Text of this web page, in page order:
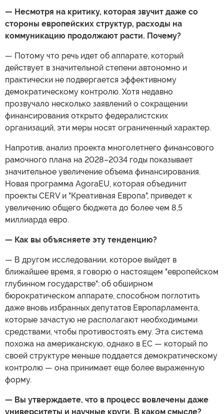
— Несмотря на критику, которая звучит даже со
стороны европейских структур, расходы на
коммуникацию продолжают расти. Почему?
— Потому что речь идет об аппарате, который
действует в значительной степени автономно и
практически не подвергается эффективному
демократическому контролю. Хотя недавно
прозвучало несколько заявлений о сокращении
финансирования открыто федералистских
организаций, эти меры носят ограниченный характер.
Напротив, анализ проекта многолетнего финансового
рамочного плана на 2028–2034 годы показывает
значительное увеличение объема финансирования.
Новая программа AgoraEU, которая объединит
проекты CERV и "Креативная Европа", приведет к
увеличению общего бюджета до более чем 8,5
миллиарда евро.
— Как вы объясняете эту тенденцию?
— В другом исследовании, которое выйдет в
ближайшее время, я говорю о настоящем "европейском
глубинном государстве": об обширном
бюрократическом аппарате, способном поглотить
даже вновь избранных депутатов Европарламента,
которые зачастую не располагают необходимыми
средствами, чтобы противостоять ему. Эта система
похожа на американскую, однако в ЕС — который по
своей структуре меньше поддается демократическому
контролю — она принимает еще более выраженную
форму.
— Вы утверждаете, что в процесс вовлечены даже
университеты и научные круги. В каком смысле?